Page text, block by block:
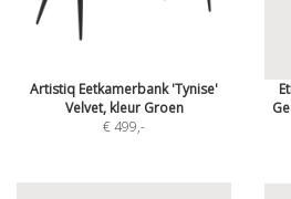
Artistiq Eetkamerbank 'Tynise'
Velvet, kleur Groen
€ 499,-